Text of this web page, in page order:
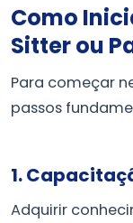
Como
Sitter ou
Para começar
passos
1.
Adquirir